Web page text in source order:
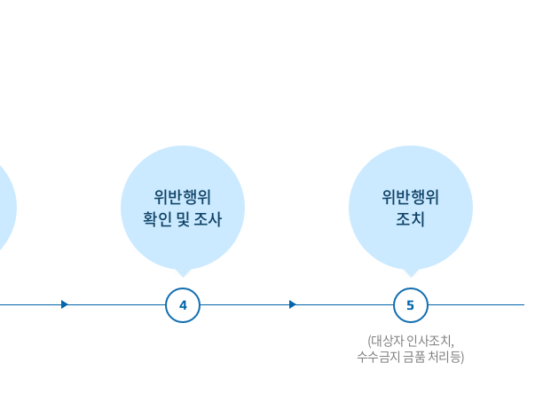
위반행위
확인 및 조사
4
위반행위
조치
5
(대상자 인사조치,
수수금지 금품 처리등)